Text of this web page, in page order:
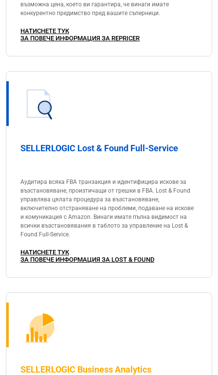
възможна цена, което ви гарантира, че винаги имате
конкурентно предимство пред вашите съперници.
НАТИСНЕТЕ ТУК
ЗА ПОВЕЧЕ ИНФОРМАЦИЯ ЗА REPRICER
SELLERLOGIC Lost & Found Full-Service
Аудитира всяка FBA транзакция и идентифицира искове за
възстановяване, произтичащи от грешки в FBA. Lost & Found
управлява цялата процедура за възстановяване,
включително отстраняване на проблеми, подаване на искове
и комуникация с Amazon. Винаги имате пълна видимост на
всички възстановявания в таблото за управление на Lost &
Found Full-Service.
НАТИСНЕТЕ ТУК
ЗА ПОВЕЧЕ ИНФОРМАЦИЯ ЗА LOST & FOUND
SELLERLOGIC Business Analytics